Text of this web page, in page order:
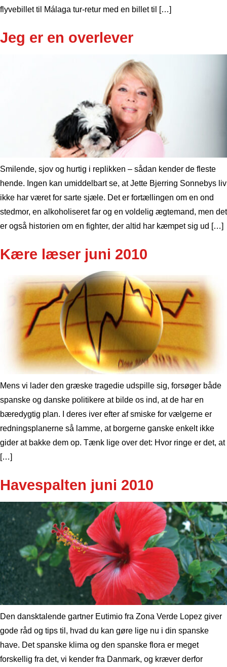
flyvebillet til Málaga tur-retur med en billet til […]
Jeg er en overlever
Smilende, sjov og hurtig i replikken – sådan kender de fleste
hende. Ingen kan umiddelbart se, at Jette Bjerring Sonnebys liv
ikke har været for sarte sjæle. Det er fortællingen om en ond
stedmor, en alkoholiseret far og en voldelig ægtemand, men det
er også historien om en fighter, der altid har kæmpet sig ud […]
Kære læser juni 2010
Mens vi lader den græske tragedie udspille sig, forsøger både
spanske og danske politikere at bilde os ind, at de har en
bæredygtig plan. I deres iver efter af smiske for vælgerne er
redningsplanerne så lamme, at borgerne ganske enkelt ikke
gider at bakke dem op. Tænk lige over det: Hvor ringe er det, at
[…]
Havespalten juni 2010
Den dansktalende gartner Eutimio fra Zona Verde Lopez giver
gode råd og tips til, hvad du kan gøre lige nu i din spanske
have. Det spanske klima og den spanske flora er meget
forskellig fra det, vi kender fra Danmark, og kræver derfor